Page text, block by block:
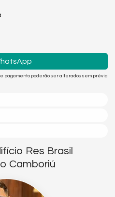
pagamento poderão ser alterados sem prévia
Res Brasil
Camboriú